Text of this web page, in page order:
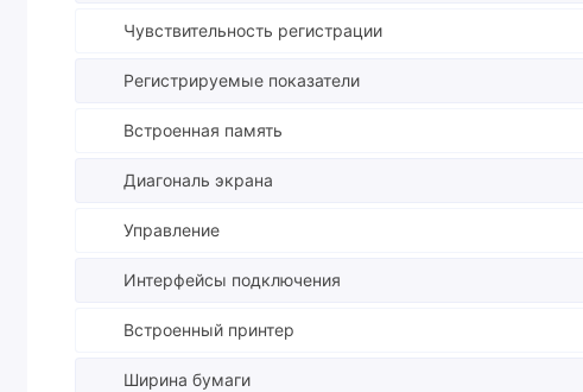
Чувствительность регистрации
Регистрируемые показатели
Встроенная память
Диагональ экрана
Управление
Интерфейсы подключения
Встроенный принтер
Ширина бумаги